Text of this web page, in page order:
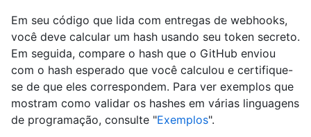
Em seu código que lida com entregas de webhooks,
você deve calcular um hash usando seu token secreto.
Em seguida, compare o hash que o GitHub enviou
com o hash esperado que você calculou e certifique-
se de que eles correspondem. Para ver exemplos que
mostram como validar os hashes em várias linguagens
de programação, consulte "Exemplos".